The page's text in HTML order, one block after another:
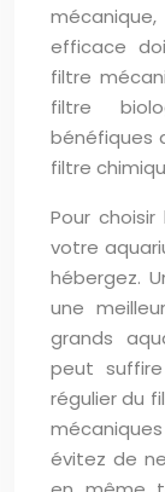
efficace
filtre
filtre
bénéfiques
filtre
Pour
votre
hébergez.
une
grands
peut
régulier du
évitez de